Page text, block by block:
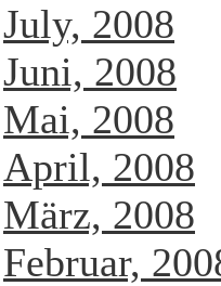
July, 2008
Juni, 2008
Mai, 2008
April, 2008
März, 2008
Februar,